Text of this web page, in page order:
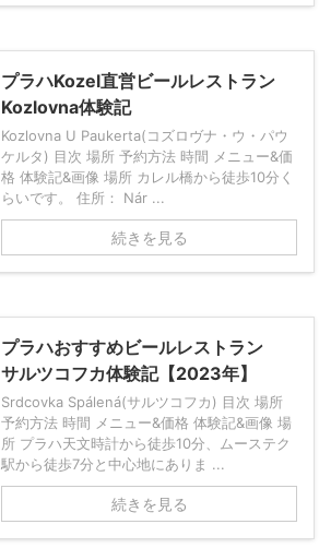
プラハKozel直営ビールレストラン
Kozlovna体験記
Kozlovna U Paukerta(コズロヴナ・ウ・パウ
ケルタ) 目次 場所 予約方法 時間 メニュー&価
格 体験記&画像 場所 カレル橋から徒歩10分く
らいです。 住所： Nár ...
続きを見る
プラハおすすめビールレストラン
サルツコフカ体験記【2023年】
Srdcovka Spálená(サルツコフカ) 目次 場所
予約方法 時間 メニュー&価格 体験記&画像 場
所 プラハ天文時計から徒歩10分、ムーステク
駅から徒歩7分と中心地にありま ...
続きを見る